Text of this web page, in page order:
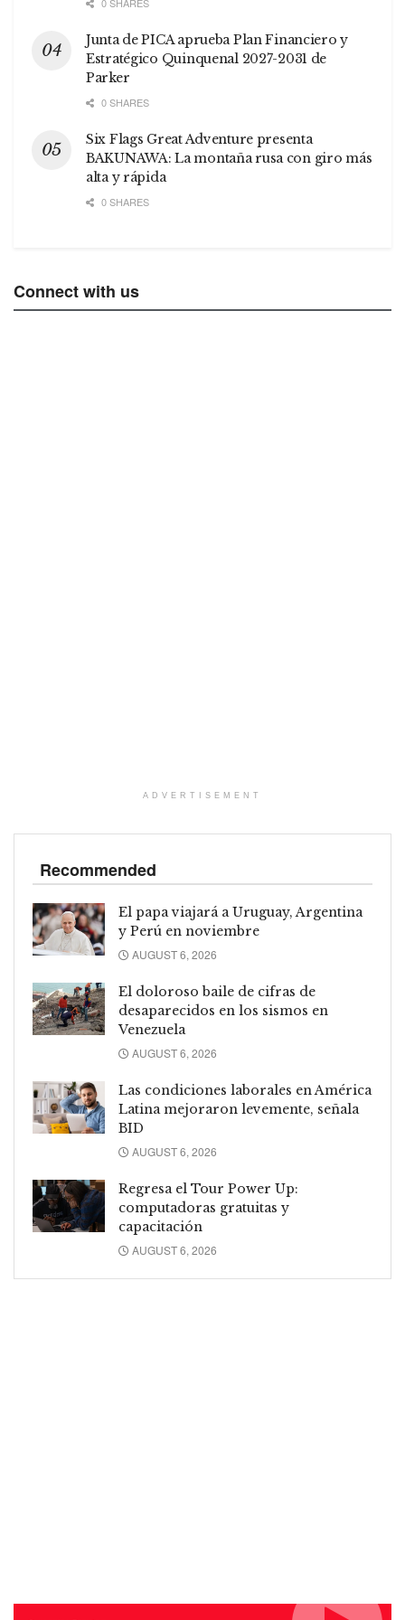
0 SHARES
Junta de PICA aprueba Plan Financiero y
Estratégico Quinquenal 2027-2031 de
Parker
0 SHARES
Six Flags Great Adventure presenta
BAKUNAWA: La montaña rusa con giro más
alta y rápida
0 SHARES
Connect with us
ADVERTISEMENT
Recommended
El papa viajará a Uruguay, Argentina
y Perú en noviembre
AUGUST 6, 2026
El doloroso baile de cifras de
desaparecidos en los sismos en
Venezuela
AUGUST 6, 2026
Las condiciones laborales en América
Latina mejoraron levemente, señala
BID
AUGUST 6, 2026
Regresa el Tour Power Up:
computadoras gratuitas y
capacitación
AUGUST 6, 2026